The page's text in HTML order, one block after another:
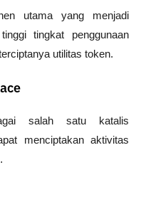
utama yang menjadi
tingkat penggunaan
utilitas token.
salah satu katalis
menciptakan aktivitas